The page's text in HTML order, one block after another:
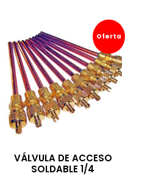
Oferta
VÁLVULA DE ACCESO
SOLDABLE 1/4